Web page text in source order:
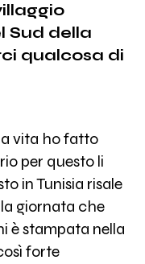
Sud della
qualcosa di
vita ho fatto
per questo li
in Tunisia risale
giornata che
è stampata nella
forte